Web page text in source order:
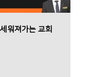
워져가는 교회